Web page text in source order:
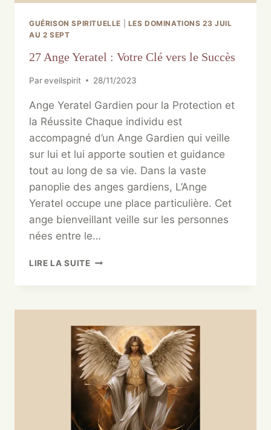
GUÉRISON SPIRITUELLE
LES DOMINATIONS 23 JUIL
AU 2 SEPT
27 Ange Yeratel : Votre Clé vers le Succès
Pareveilspirit 28/11/2023
Ange Yeratel Gardien pour la Protection et
la Réussite Chaque individu est
accompagné d’un Ange Gardien qui veille
sur lui et lui apporte soutien et guidance
tout au long de sa vie. Dans la vaste
panoplie des anges gardiens, L’Ange
Yeratel occupe une place particulière. Cet
ange bienveillant veille sur les personnes
nées entre le…
LIRE LA SUITE